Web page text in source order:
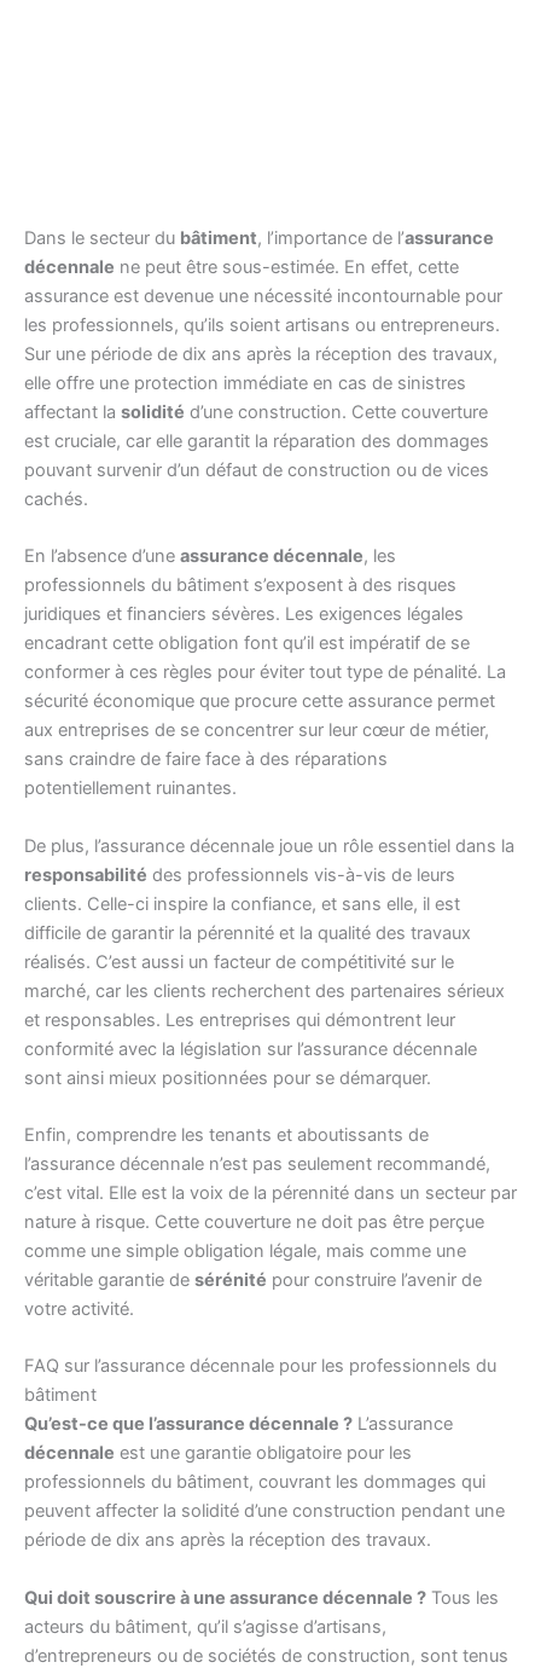
Dans le secteur du bâtiment, l’importance de l’assurance
décennale ne peut être sous-estimée. En effet, cette
assurance est devenue une nécessité incontournable pour
les professionnels, qu’ils soient artisans ou entrepreneurs.
Sur une période de dix ans après la réception des travaux,
elle offre une protection immédiate en cas de sinistres
affectant la solidité d’une construction. Cette couverture
est cruciale, car elle garantit la réparation des dommages
pouvant survenir d’un défaut de construction ou de vices
cachés.
En l’absence d’une assurance décennale, les
professionnels du bâtiment s’exposent à des risques
juridiques et financiers sévères. Les exigences légales
encadrant cette obligation font qu’il est impératif de se
conformer à ces règles pour éviter tout type de pénalité. La
sécurité économique que procure cette assurance permet
aux entreprises de se concentrer sur leur cœur de métier,
sans craindre de faire face à des réparations
potentiellement ruinantes.
De plus, l’assurance décennale joue un rôle essentiel dans la
responsabilité des professionnels vis-à-vis de leurs
clients. Celle-ci inspire la confiance, et sans elle, il est
difficile de garantir la pérennité et la qualité des travaux
réalisés. C’est aussi un facteur de compétitivité sur le
marché, car les clients recherchent des partenaires sérieux
et responsables. Les entreprises qui démontrent leur
conformité avec la législation sur l’assurance décennale
sont ainsi mieux positionnées pour se démarquer.
Enfin, comprendre les tenants et aboutissants de
l’assurance décennale n’est pas seulement recommandé,
c’est vital. Elle est la voix de la pérennité dans un secteur par
nature à risque. Cette couverture ne doit pas être perçue
comme une simple obligation légale, mais comme une
véritable garantie de sérénité pour construire l’avenir de
votre activité.
FAQ sur l’assurance décennale pour les professionnels du
bâtiment
Qu’est-ce que l’assurance décennale ? L’assurance
décennale est une garantie obligatoire pour les
professionnels du bâtiment, couvrant les dommages qui
peuvent affecter la solidité d’une construction pendant une
période de dix ans après la réception des travaux.
Qui doit souscrire à une assurance décennale ? Tous les
acteurs du bâtiment, qu’il s’agisse d’artisans,
d’entrepreneurs ou de sociétés de construction, sont tenus